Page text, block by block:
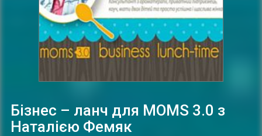
Бізнес – ланч для MOMS 3.0 з
Наталією Фемяк